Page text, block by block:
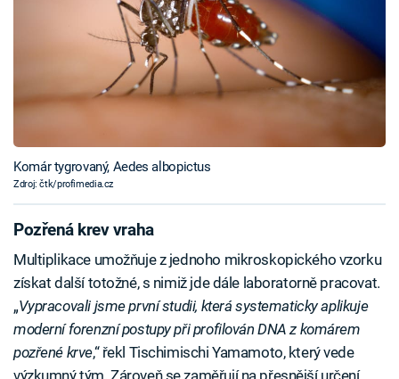
Komár tygrovaný, Aedes albopictus
Zdroj: čtk/profimedia.cz
Pozřená krev vraha
Multiplikace umožňuje z jednoho mikroskopického vzorku
získat další totožné, s nimiž jde dále laboratorně pracovat.
„Vypracovali jsme první studii, která systematicky aplikuje
moderní forenzní postupy při profilován DNA z komárem
pozřené krve,“ řekl Tischimischi Yamamoto, který vede
výzkumný tým. Zároveň se zaměřují na přesnější určení